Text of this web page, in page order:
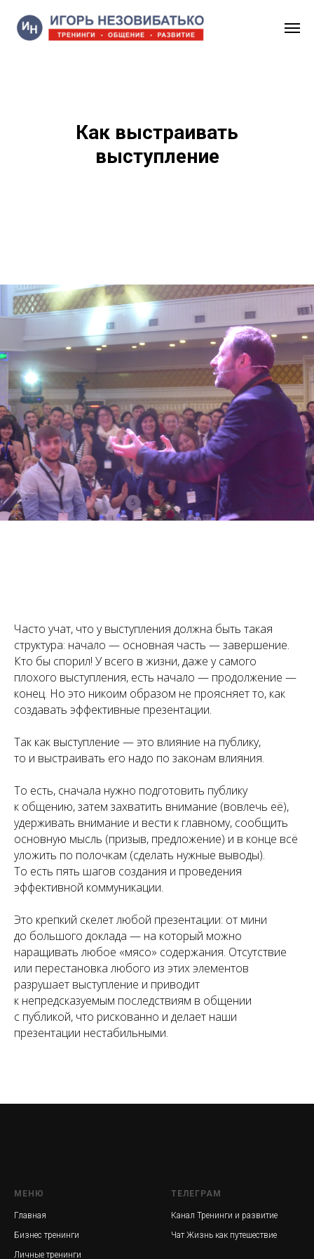
Как выстраивать
выступление
Часто учат, что у выступления должна быть такая
структура: начало — основная часть — завершение.
Кто бы спорил! У всего в жизни, даже у самого
плохого выступления, есть начало — продолжение —
конец. Но это никоим образом не проясняет то, как
создавать эффективные презентации.
Так как выступление — это влияние на публику,
то и выстраивать его надо по законам влияния.
То есть, сначала нужно подготовить публику
к общению, затем захватить внимание (вовлечь её),
удерживать внимание и вести к главному, сообщить
основную мысль (призыв, предложение) и в конце всё
уложить по полочкам (сделать нужные выводы).
То есть пять шагов создания и проведения
эффективной коммуникации.
Это крепкий скелет любой презентации: от мини
до большого доклада — на который можно
наращивать любое «мясо» содержания. Отсутствие
или перестановка любого из этих элементов
разрушает выступление и приводит
к непредсказуемым последствиям в общении
с публикой, что рискованно и делает наши
презентации нестабильными.
МЕНЮ
Главная
Бизнес тренинги
Личные тренинги
ТЕЛЕГРАМ
Канал Тренинги и развитие
Чат Жизнь как путешествие